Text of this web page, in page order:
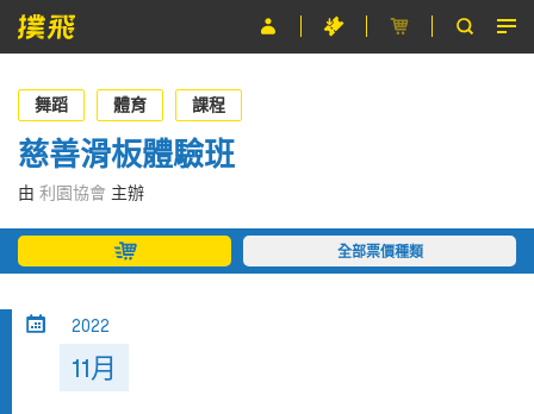
節目
主辦單位
關於撲飛
條款及細則
舞蹈 體育 課程
慈善滑板體驗班
由 利園協會 主辦
全部票價種類
2022
11月